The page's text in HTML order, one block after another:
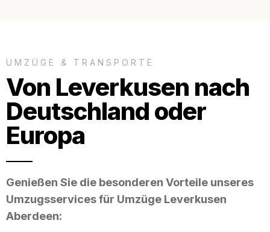
UMZÜGE & TRANSPORTE
Von Leverkusen nach
Deutschland oder
Europa
Genießen Sie die besonderen Vorteile unseres
Umzugsservices für Umzüge Leverkusen
Aberdeen: